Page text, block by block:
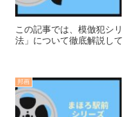
この記事では、模倣犯シ
法」について徹底解説して
邦画